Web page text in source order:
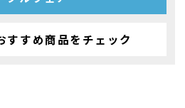
すすめ商品をチェック